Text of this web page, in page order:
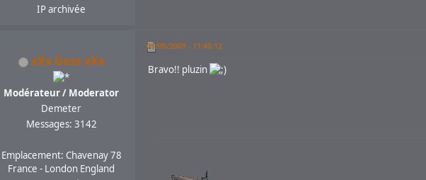
IP archivée
xXx Goss xXx
Modérateur / Moderator
Demeter
Messages: 3142
Emplacement: Chavenay 78
France - London England
01/05/2009 - 11:40:12
Bravo!! pluzin